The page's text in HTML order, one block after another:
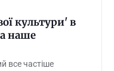
культури' в
наше
все частіше